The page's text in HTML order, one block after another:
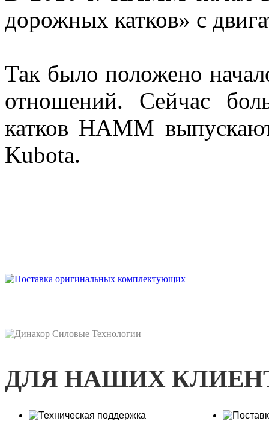
дорожных катков» с
Так было положено
отношений. Сейчас
катков HAMM
Kubota.
ДЛЯ НАШИХ